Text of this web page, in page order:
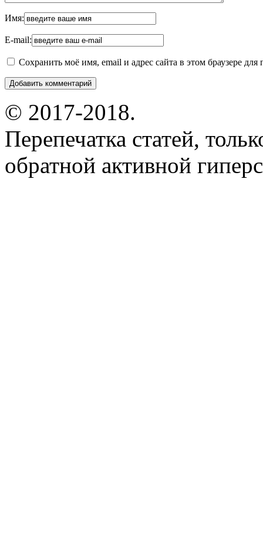
Имя:
E-mail:
Сохранить моё имя, email и адрес сайта в этом браузере
© 2017-2018.
Перепечатка статей,
обратной активной